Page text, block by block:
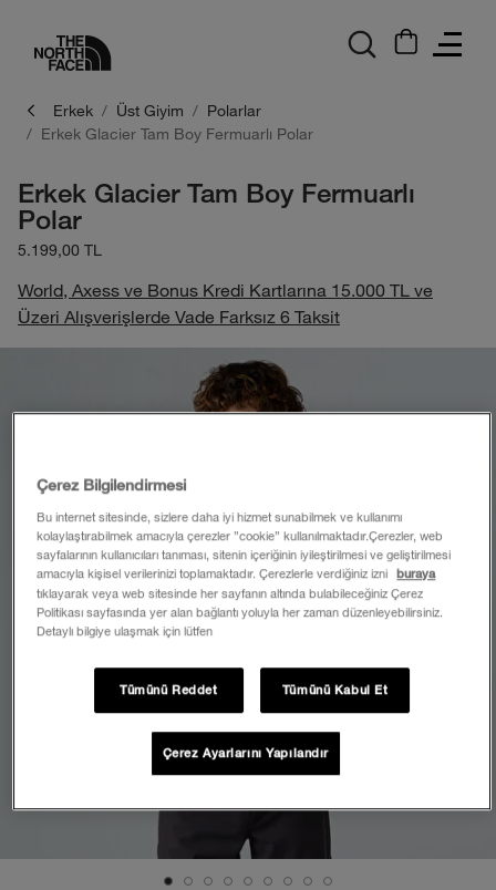
Erkek Üst Giyim
Polarlar
Erkek Glacier Tam Boy Fermuarlı Polar
Erkek Glacier Tam Boy Fermuarlı
Polar
5.199,00 TL
World, Axess ve Bonus Kredi Kartlarına 15.000 TL ve
Üzeri Alışverişlerde Vade Farksız 6 Taksit
Çerez Bilgilendirmesi
Bu internet sitesinde, sizlere daha iyi hizmet sunabilmek ve kullanımı
kolaylaştırabilmek amacıyla çerezler ”cookie” kullanılmaktadır.Çerezler, web
sayfalarının kullanıcıları tanıması, sitenin içeriğinin iyileştirilmesi ve geliştirilmesi
amacıyla kişisel verilerinizi toplamaktadır. Çerezlerle verdiğiniz izni
buraya
tıklayarak veya web sitesinde her sayfanın altında bulabileceğiniz Çerez
Politikası sayfasında yer alan bağlantı yoluyla her zaman düzenleyebilirsiniz.
Detaylı bilgiye ulaşmak için lütfen
Tümünü Reddet Tümünü Kabul Et
Çerez Ayarlarını Yapılandır